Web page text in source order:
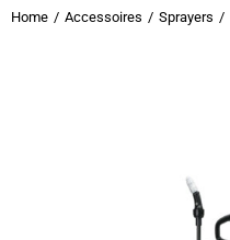
Je bent hier:
Home Accessoires Sprayers